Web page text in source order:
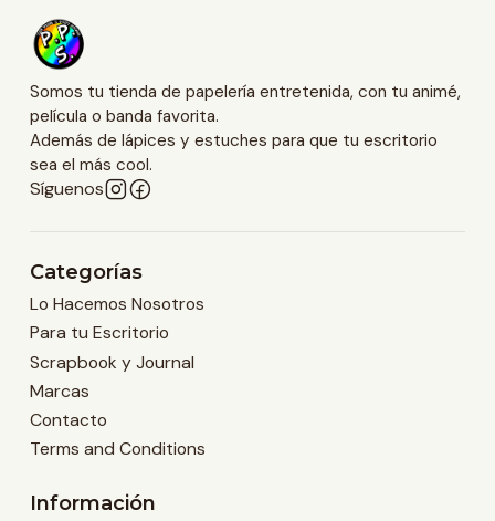
Somos tu tienda de papelería entretenida, con tu animé,
película o banda favorita.
Además de lápices y estuches para que tu escritorio
sea el más cool.
Síguenos
Categorías
Lo Hacemos Nosotros
Para tu Escritorio
Scrapbook y Journal
Marcas
Contacto
Terms and Conditions
Información